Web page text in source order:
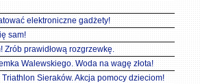
elektroniczne gadżety!
sam!
Zrób prawidłową rozgrzewkę.
Walewskiego. Woda na wagę złota!
Sieraków. Akcja pomocy dzieciom!